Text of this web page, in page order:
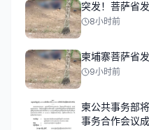
突发！菩萨省
8小时前
柬埔寨菩萨省
9小时前
柬公共事务部
事务合作会议